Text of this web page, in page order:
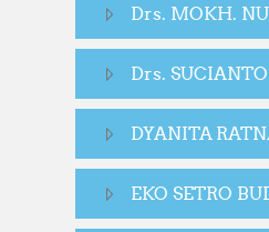
Drs. MOKH.
Drs. SUCIANTO
DYANITA
EKO SETRO